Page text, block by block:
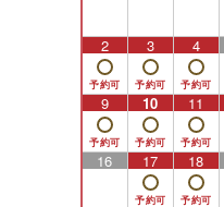
2 3 4
9 10 11
16 17 18